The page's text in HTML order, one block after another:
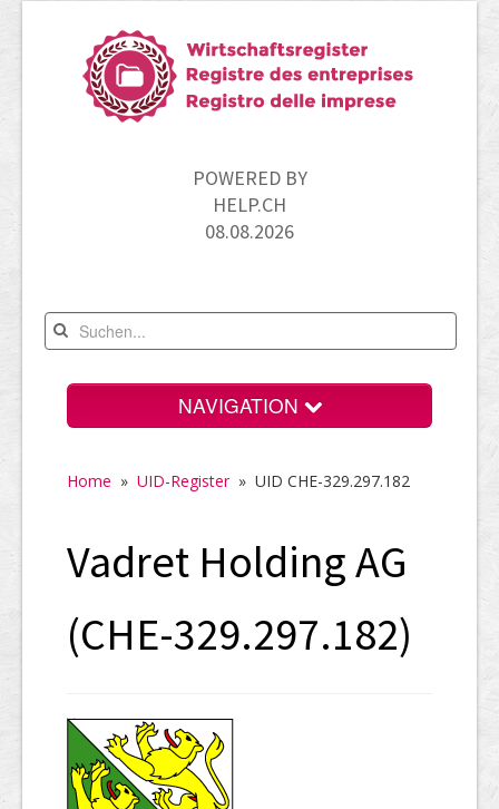
POWERED BY
HELP.CH
08.08.2026
NAVIGATION
Neugründungen
UID-Register
Home » UID-Register» UID CHE-329.297.182
Vadret Holding AG
(CHE-329.297.182)